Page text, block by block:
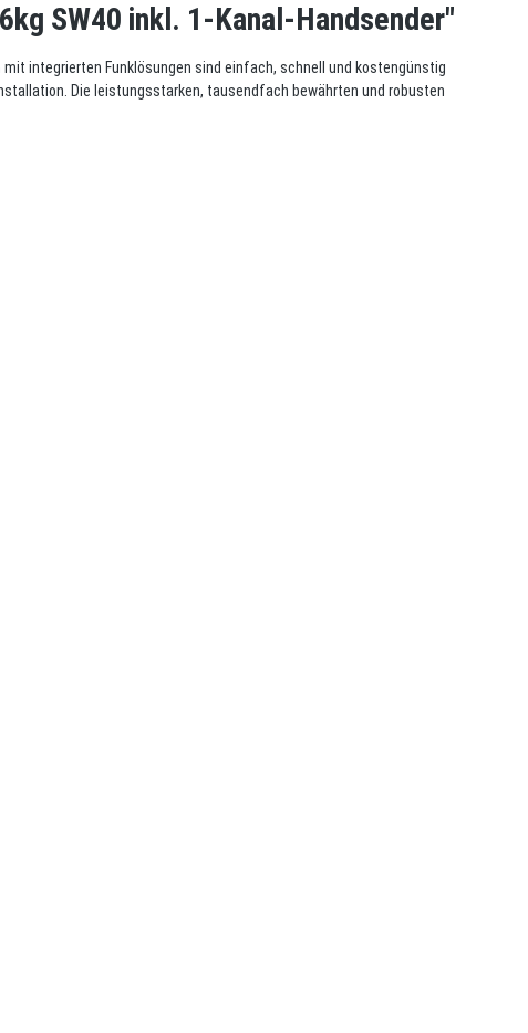
SW40 inkl. 1-Kanal-Handsender"
integrierten Funklösungen sind einfach, schnell und kostengünstig
Die leistungsstarken, tausendfach bewährten und robusten